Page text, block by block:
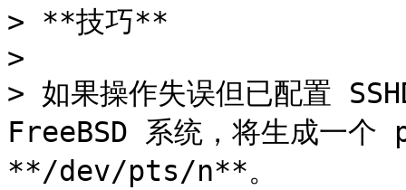
> **技巧**
>
> 如果操作失误但已配置
FreeBSD 系统，将生成一
**/dev/pts/n**。